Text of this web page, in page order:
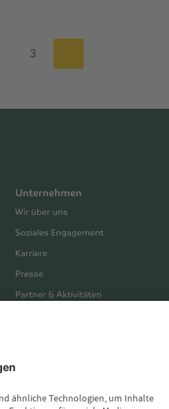
3
Unternehmen
Wir über uns
Soziales Engagement
Karriere
Presse
Partner & Aktivitäten